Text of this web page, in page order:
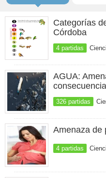
Categorías
Córdoba
4 partidas
AGUA:
326 partidas
Amenaza de
4 partidas